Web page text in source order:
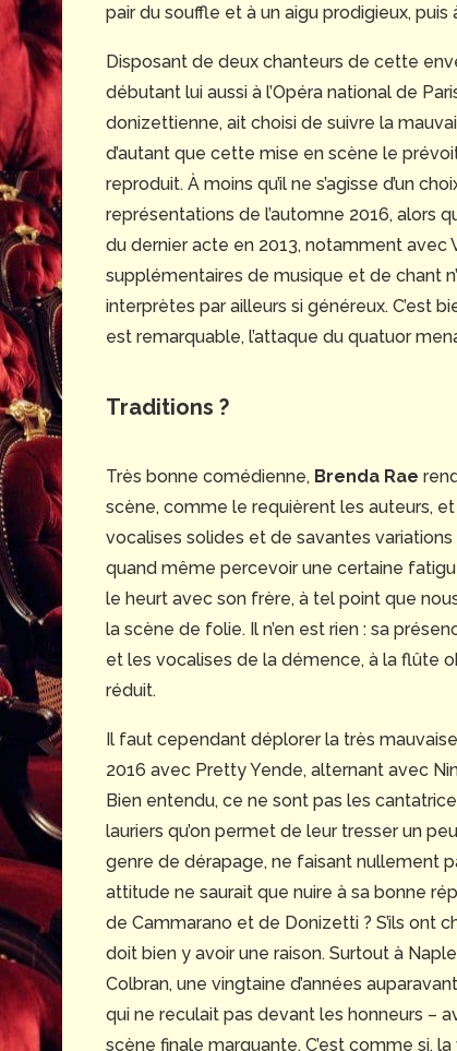
pair du souffle et à un aigu prodigieux,
Disposant de deux chanteurs de cette
débutant lui aussi à l’Opéra national de
donizettienne, ait choisi de suivre la
d’autant que cette mise en scène le
reproduit. À moins qu’il ne s’agisse d’un
représentations de l’automne 2016, alors
du dernier acte en 2013, notamment avec
supplémentaires de musique et de chant
interprètes par ailleurs si généreux. C’est
est remarquable, l’attaque du quatuor
Traditions ?
Très bonne comédienne, Brenda Rae
scène, comme le requièrent les auteurs,
vocalises solides et de savantes variations
quand même percevoir une certaine
le heurt avec son frère, à tel point que
la scène de folie. Il n’en est rien : sa
et les vocalises de la démence, à la flûte
réduit.
Il faut cependant déplorer la très
2016 avec Pretty Yende, alternant avec
Bien entendu, ce ne sont pas les
lauriers qu’on permet de leur tresser un
genre de dérapage, ne faisant nullement
attitude ne saurait que nuire à sa bonne
de Cammarano et de Donizetti ? S’ils ont
doit bien y avoir une raison. Surtout à
Colbran, une vingtaine d’années
qui ne reculait pas devant les honneurs –
scène finale marquante. C’est comme si,